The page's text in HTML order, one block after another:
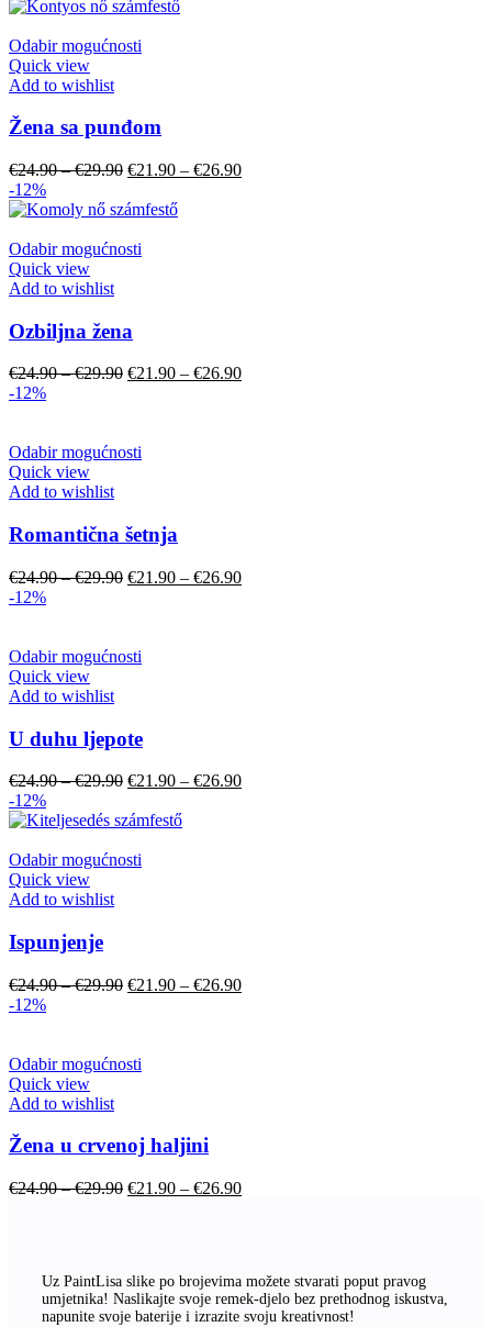
Odabir mogućnosti
Quick view
Add to wishlist
Žena sa punđom
€24.90–€29.90 €21.90 – €26.90
-12%
Odabir mogućnosti
Quick view
Add to wishlist
Ozbiljna žena
€24.90–€29.90 €21.90 – €26.90
-12%
Odabir mogućnosti
Quick view
Add to wishlist
Romantična šetnja
€24.90–€29.90 €21.90 – €26.90
-12%
Odabir mogućnosti
Quick view
Add to wishlist
U duhu ljepote
€24.90–€29.90 €21.90 – €26.90
-12%
Odabir mogućnosti
Quick view
Add to wishlist
Ispunjenje
€24.90–€29.90 €21.90 – €26.90
-12%
Odabir mogućnosti
Quick view
Add to wishlist
Žena u crvenoj haljini
€24.90–€29.90 €21.90 – €26.90
Uz PaintLisa slike po brojevima možete stvarati poput pravog
umjetnika! Naslikajte svoje remek-djelo bez prethodnog iskustva,
napunite svoje baterije i izrazite svoju kreativnost!